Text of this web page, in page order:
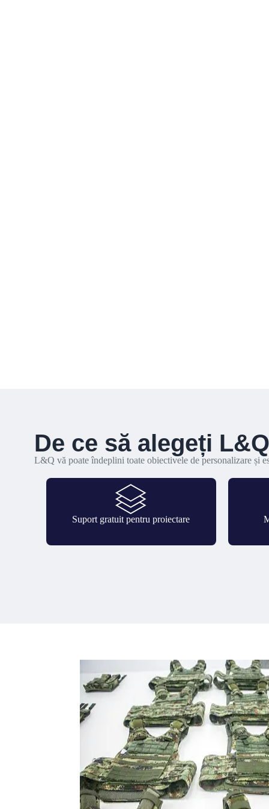
De ce să alegeți
L&Q vă poate îndeplini toate obiectivele de personalizare și
Suport gratuit pentru proiectare